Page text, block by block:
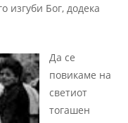
изгуби Бог, додека
Да се
повикаме на
светиот
тогашен